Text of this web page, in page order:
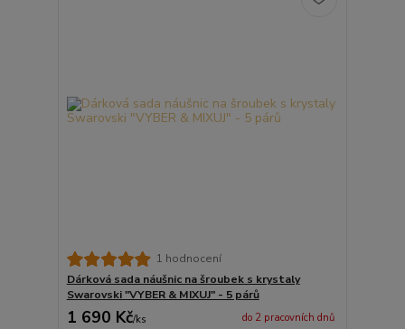
1 hodnocení
Dárková sada náušnic na šroubek s krystaly
Swarovski "VYBER & MIXUJ" - 5 párů
1 690 Kč/ks do 2 pracovních dnů